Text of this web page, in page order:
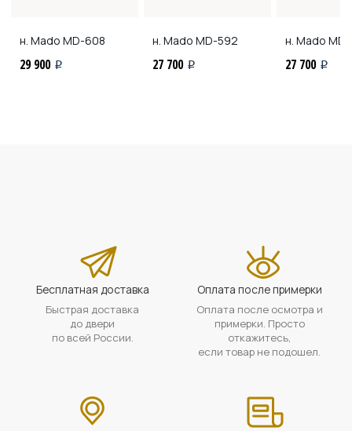
н. Mado MD-608
29 900 i
н. Mado MD-592
27 700 i
н. Mado
27 700 i
Бесплатная доставка
Быстрая доставка
до двери
по всей России.
Оплата после примерки
Оплата после осмотра и
примерки. Просто
откажитесь,
если товар не подошел.